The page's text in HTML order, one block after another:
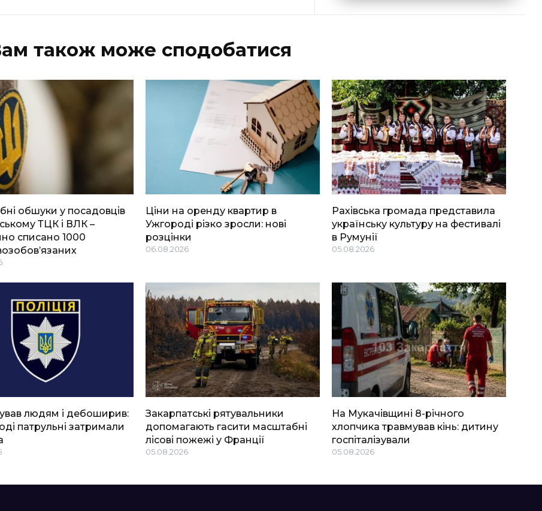
також може сподобатися
обшуки у посадовців
ТЦК і ВЛК –
списано 1000
Ціни на оренду квартир в
Ужгороді різко зросли: нові
розцінки
06.08.2026
Рахівська громада представила
українську культуру на фестивалі
в Румунії
05.08.2026
людям і дебоширив:
патрульні затримали
Закарпатські рятувальники
допомагають гасити масштабні
лісові пожежі у Франції
05.08.2026
На Мукачівщині 8-річного
хлопчика травмував кінь: дитину
госпіталізували
05.08.2026